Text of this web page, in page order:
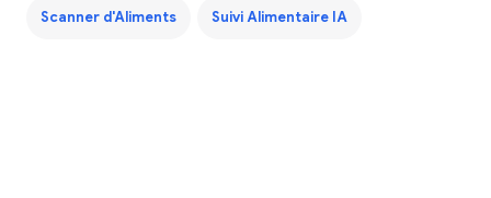
Scanner d'Aliments Suivi Alimentaire IA